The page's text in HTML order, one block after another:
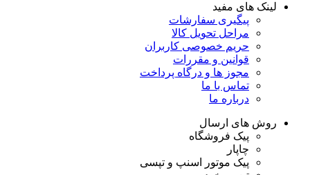
لینک های مفید
پیگیری سفارشات
مراحل تحویل کالا
حریم خصوصی کاربران
قوانین و مقررات
مجوز ها و درگاه پرداخت
تماس با ما
درباره ما
روش های ارسال
پیک فروشگاه
چاپار
پیک موتور اسنپ و تپسی